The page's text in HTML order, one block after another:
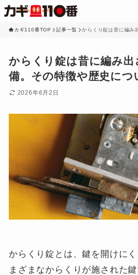
カギ110番TOP 記事一覧 からくり錠は昔に編み
からくり錠は昔に編み出
備。その特徴や歴史につ
2026年6月2日
からくり錠とは、鍵を開けに
まざまなからくりが施された